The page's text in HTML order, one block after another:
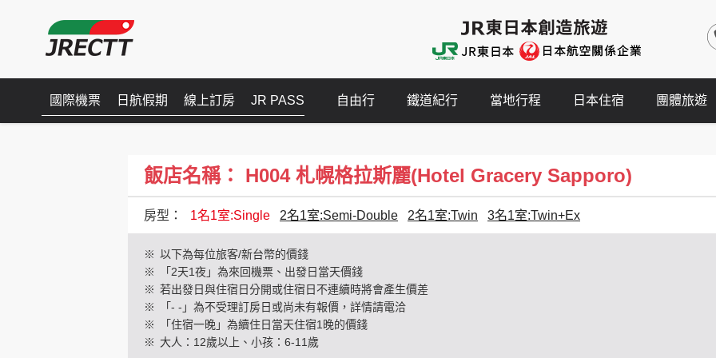
國際機票 日航假期 線上訂房 JR PASS 自由行 鐵道紀行 當地行程 日本住宿 團體旅遊
飯店名稱： H004 札幌格拉斯麗(Hotel Gracery Sapporo)
房型： 1名1室:Single 2名1室:Semi-Double 2名1室:Twin 3名1室:Twin+Ex
※ 以下為每位旅客/新台幣的價錢
※
「2天1夜」為來回機票、出發日當天價錢
※ 若出發日與住宿日分開或住宿日不連續時將會產生價差
※
「- -」為不受理訂房日或尚未有報價，詳情請電洽
※
「住宿一晚」為續住日當天住宿1晚的價錢
※ 大人：12歲以上、小孩：6-11歲